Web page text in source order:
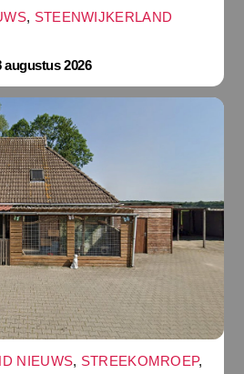
, STEENWIJKERLAND
2026
NIEUWS, STREEKOMROEP,